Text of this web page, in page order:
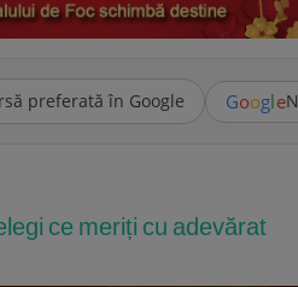
preferată în Google Google
ce meriți cu adevărat